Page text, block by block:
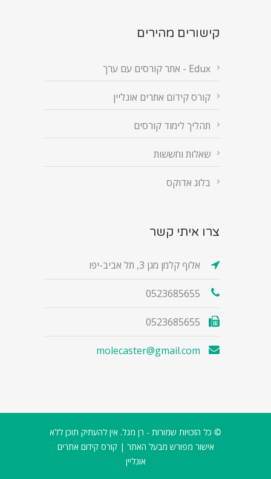
קישורים מהירים
Edux - אתר קורסים עם ערך
קורס קידום אתרים אונליין
תהליך לימוד קורסים
שאלות וחששות
בלוג אדוקס
צרו איתי קשר
אלוף קלמן מגן 3, תל אביב-יפו
0523685655
0523685655
molecaster@gmail.com
© כל הזכויות שמורות - רן מגל. אין להעתיק תוכן ללא
אישור מפורש מבעל האתר |קורס קידום אתרים
אונליין